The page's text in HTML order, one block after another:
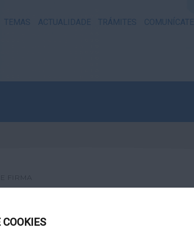
TEMAS ACTUALIDADE TRÁMITES COMUNÍCATE
FIRMA